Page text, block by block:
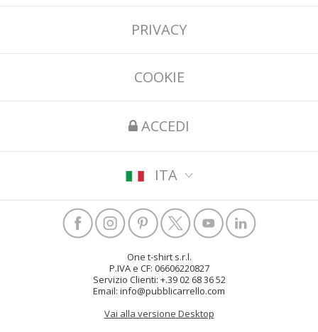
PRIVACY
COOKIE
ACCEDI
ITA
One t-shirt s.r.l.
P.IVA e CF: 06606220827
Servizio Clienti: +.39 02 68 36 52
Email: info@pubblicarrello.com
Vai alla versione Desktop